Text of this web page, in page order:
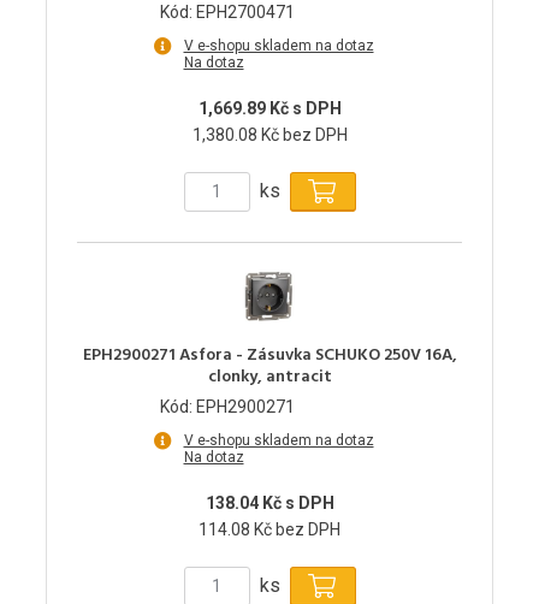
Kód: EPH2700471
V e-shopu skladem na dotaz
Na dotaz
1,669.89 Kč s DPH
1,380.08 Kč bez DPH
ks
EPH2900271 Asfora - Zásuvka SCHUKO 250V 16A,
clonky, antracit
Kód: EPH2900271
V e-shopu skladem na dotaz
Na dotaz
138.04 Kč s DPH
114.08 Kč bez DPH
ks